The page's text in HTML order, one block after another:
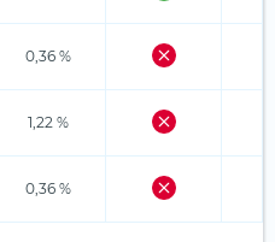
0,36 %
1,22 %
0,36 %